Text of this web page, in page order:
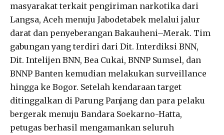
masyarakat terkait pengiriman narkotika dari
Langsa, Aceh menuju Jabodetabek melalui jalur
darat dan penyeberangan Bakauheni–Merak. Tim
gabungan yang terdiri dari Dit. Interdiksi BNN,
Dit. Intelijen BNN, Bea Cukai, BNNP Sumsel, dan
BNNP Banten kemudian melakukan surveillance
hingga ke Bogor. Setelah kendaraan target
ditinggalkan di Parung Panjang dan para pelaku
bergerak menuju Bandara Soekarno-Hatta,
petugas berhasil mengamankan seluruh